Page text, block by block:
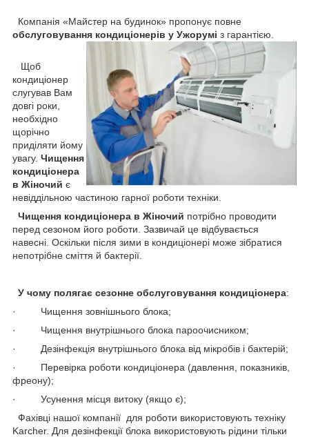
Компанія «Майстер на будинок» пропонує повне
обслуговування кондиціонерів у Ужорумі з гарантією.
Щоб
кондиціонер
слугував Вам
довгі роки,
необхідно
щорічно
приділяти йому
увагу. Чищення
кондиціонера
в Жіночий є
невіддільною частиною гарної роботи техніки.
Чищення кондиціонера в Жіночий потрібно проводити
перед сезоном його роботи. Зазвичай це відбувається
навесні. Оскільки після зими в кондиціонері може зібратися
непотрібне сміття й бактерії.
У чому полягає сезонне обслуговування кондиціонера:
· Чищення зовнішнього блока;
· Чищення внутрішнього блока пароочисником;
· Дезінфекція внутрішнього блока від мікробів і бактерій;
· Перевірка роботи кондиціонера (давлення, показників,
фреону);
· Усунення місця витоку (якщо є);
Фахівці нашої компанії для роботи використовують техніку
Karcher. Для дезінфекції блока використовують рідини тільки